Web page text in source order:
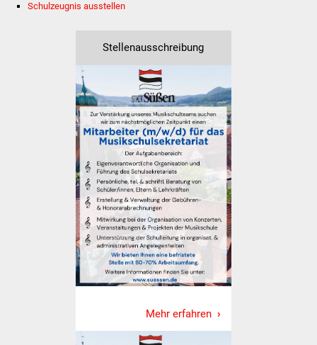
Schulentwicklung Bizet
Sanierung Hallenbad
Sanierung Bizethalle
Ortsentwicklung
Presse
Bürger & Service
Was erledige ich wo
Lebenslagen
Schulzeugnis ausstellen
Stellenausschreibung
Mehr erfahren